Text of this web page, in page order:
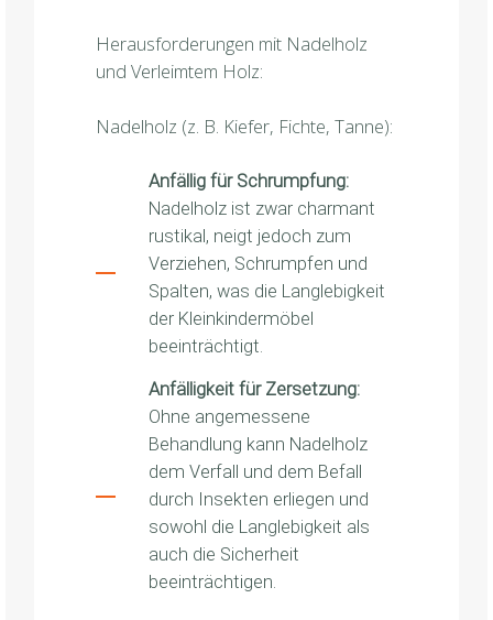
Herausforderungen mit Nadelholz
und Verleimtem Holz:
Nadelholz (z. B. Kiefer, Fichte, Tanne):
Anfällig für Schrumpfung:
Nadelholz ist zwar charmant
rustikal, neigt jedoch zum
Verziehen, Schrumpfen und
Spalten, was die Langlebigkeit
der Kleinkindermöbel
beeinträchtigt.
Anfälligkeit für Zersetzung:
Ohne angemessene
Behandlung kann Nadelholz
dem Verfall und dem Befall
durch Insekten erliegen und
sowohl die Langlebigkeit als
auch die Sicherheit
beeinträchtigen.